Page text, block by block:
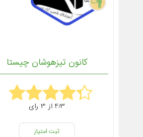
کانون تیزهوشان چیستا
4/3 از 3 رای
ثبت امتیاز